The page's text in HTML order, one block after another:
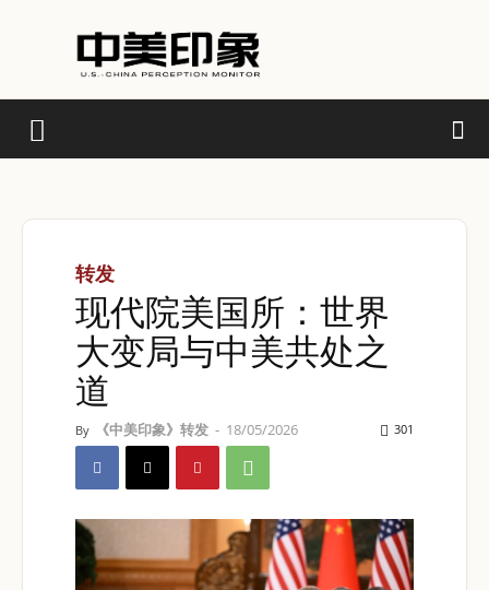
转发
现代院美国所：世界
大变局与中美共处之
道
By 《中美印象》转发 - 18/05/2026 301